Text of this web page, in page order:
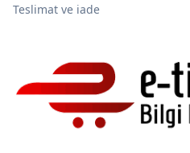
Teslimat ve iade